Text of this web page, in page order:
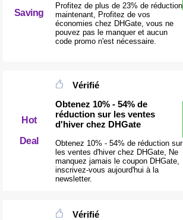
Saving
Profitez de plus de 23% de réduction
maintenant, Profitez de vos
économies chez DHGate, vous ne
pouvez pas le manquer et aucun
code promo n'est nécessaire.
Hot
Deal
Vérifié
Obtenez 10% - 54% de
réduction sur les ventes
d'hiver chez DHGate
Obtenez 10% - 54% de réduction sur
les ventes d'hiver chez DHGate, Ne
manquez jamais le coupon DHGate,
inscrivez-vous aujourd'hui à la
newsletter.
Vérifié